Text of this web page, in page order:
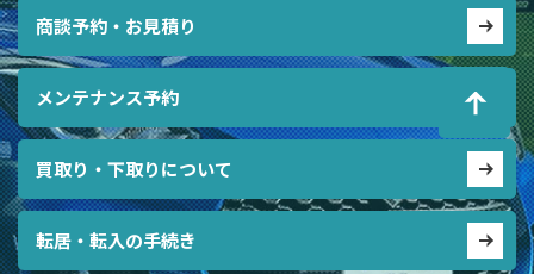
商談予約・お見積り
メンテナンス予約
買取り・下取りについて
転居・転入の手続き